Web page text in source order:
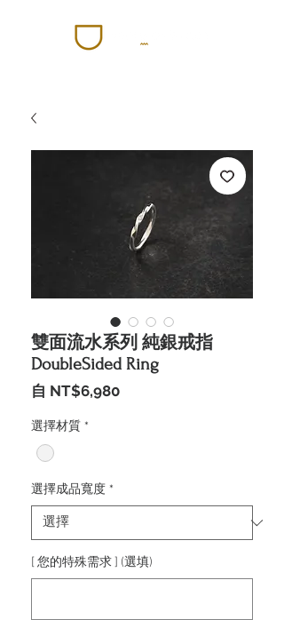
雙面流水系列 純銀戒指
DoubleSided Ring
自 NT$6,980促
選擇材質 *
選擇成品寬度 *
[ 您的特殊需求 ] (選填)